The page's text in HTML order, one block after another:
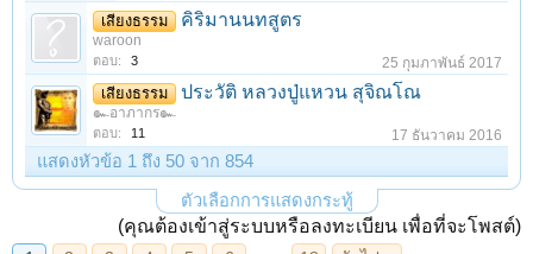
เสียงธรรม คิริมานนทสูตร
waroon
ตอบ: 3 25 กุมภาพันธ์ 2017
เสียงธรรม ประวัติ หลวงปู่แหวน สุจิณโณ
๛อาภากร๛
ตอบ: 11 17 ธันวาคม 2016
แสดงหัวข้อ 1 ถึง 50 จาก 854
ตัวเลือกการแสดงกระทู้
(คุณต้องเข้าสู่ระบบหรือลงทะเบียน เพื่อที่จะโพสต์)